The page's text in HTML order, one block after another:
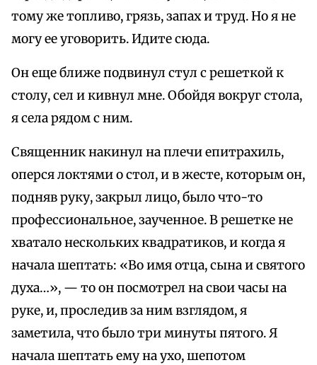
тому же топливо, грязь, запах и труд. Но я не
могу ее уговорить. Идите сюда.
Он еще ближе подвинул стул с решеткой к
столу, сел и кивнул мне. Обойдя вокруг стола,
я села рядом с ним.
Священник накинул на плечи епитрахиль,
оперся локтями о стол, и в жесте, которым он,
подняв руку, закрыл лицо, было что-то
профессиональное, заученное. В решетке не
хватало нескольких квадратиков, и когда я
начала шептать: «Во имя отца, сына и святого
духа…», — то он посмотрел на свои часы на
руке, и, проследив за ним взглядом, я
заметила, что было три минуты пятого. Я
начала шептать ему на ухо, шепотом